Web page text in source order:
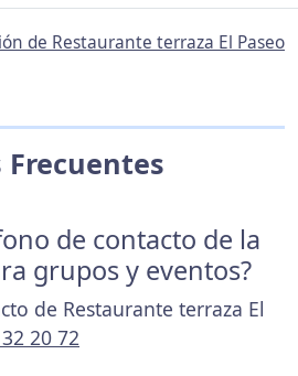
de Restaurante terraza El Paseo
Frecuentes
de contacto de la
grupos y eventos?
de Restaurante terraza El
20 72